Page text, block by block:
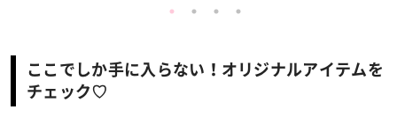
ここでしか手に入らない！オリジナルアイテムを
チェック♡